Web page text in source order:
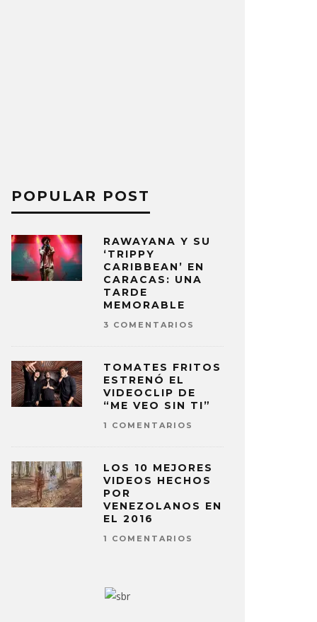
POPULAR POST
RAWAYANA Y SU
‘TRIPPY
CARIBBEAN’ EN
CARACAS: UNA
TARDE
MEMORABLE
3 COMENTARIOS
TOMATES FRITOS
ESTRENÓ EL
VIDEOCLIP DE
“ME VEO SIN TI”
1 COMENTARIOS
LOS 10 MEJORES
VIDEOS HECHOS
POR
VENEZOLANOS EN
EL 2016
1 COMENTARIOS